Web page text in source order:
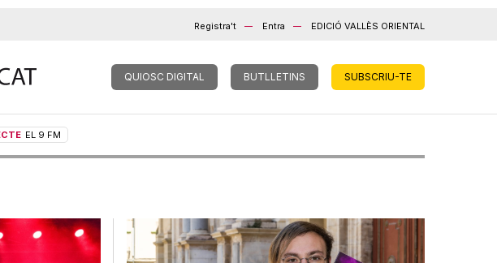
Registra't Entra EDICIÓ VALLÈS ORIENTAL
QUIOSC DIGITAL BUTLLETINS SUBSCRIU-TE
EL 9 FM